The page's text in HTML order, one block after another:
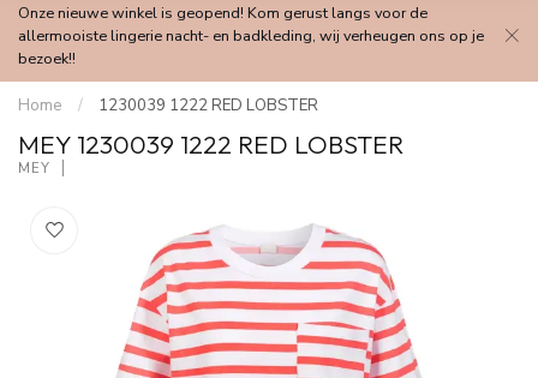
Onze nieuwe winkel is geopend! Kom gerust langs voor de
allermooiste lingerie nacht- en badkleding, wij verheugen ons op je
bezoek!!
Home / 1230039 1222 RED LOBSTER
MEY 1230039 1222 RED LOBSTER
MEY